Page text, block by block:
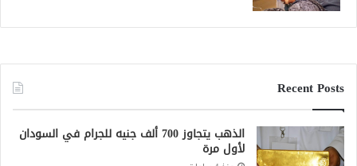
Recent Posts
الذهب يتجاوز 700 ألف جنيه للجرام في السودان
لأول مرة